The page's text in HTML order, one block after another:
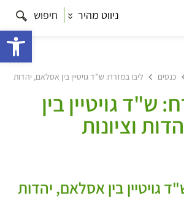
ניווט מהיר חיפוש
כנסים
ליבו במזרח: ש”ד גויטיין בין אסלאם, יהדות
ש"ד גויטיין בין
וציונות
גויטיין בין אסלאם, יהדות